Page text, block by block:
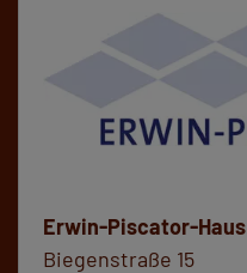
Erwin-Piscator-Haus
Biegenstraße 15